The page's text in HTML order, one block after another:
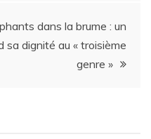
dans la brume : un
sa dignité au « troisième
genre »